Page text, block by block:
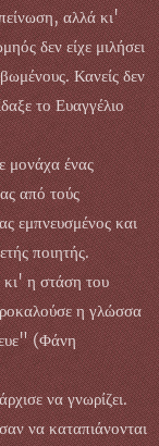
αλλά κι'
δεν είχε μιλήσει
Κανείς δεν
το Ευαγγέλιο
μονάχα ένας
από τούς
εμπνευσμένος και
ποιητής.
κι' η στάση του
η γλώσσα
(Φάνη
να γνωρίζει.
να καταπιάνονται